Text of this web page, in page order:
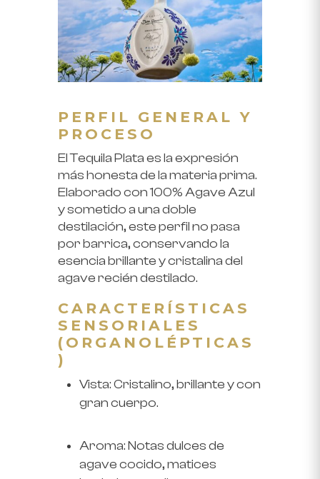
PERFIL GENERAL Y
PROCESO
El Tequila Plata es la expresión
más honesta de la materia prima.
Elaborado con 100% Agave Azul
y sometido a unadoble
destilación, este perfil no pasa
por barrica, conservando la
esencia brillante y cristalina del
agave recién destilado.
CARACTERÍSTICAS
SENSORIALES
(ORGANOLÉPTICAS
)
Vista:Cristalino, brillante y con
gran cuerpo.
Aroma:Notas dulces de
agave cocido, matices